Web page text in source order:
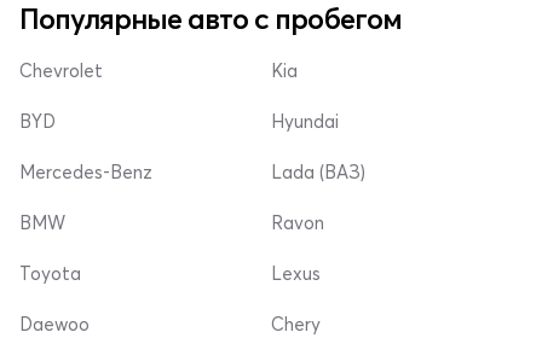
Популярные авто с пробегом
Chevrolet
BYD
Mercedes-Benz
Kia
Hyundai
Lada (ВАЗ)
BMW
Toyota
Daewoo
Ravon
Lexus
Chery